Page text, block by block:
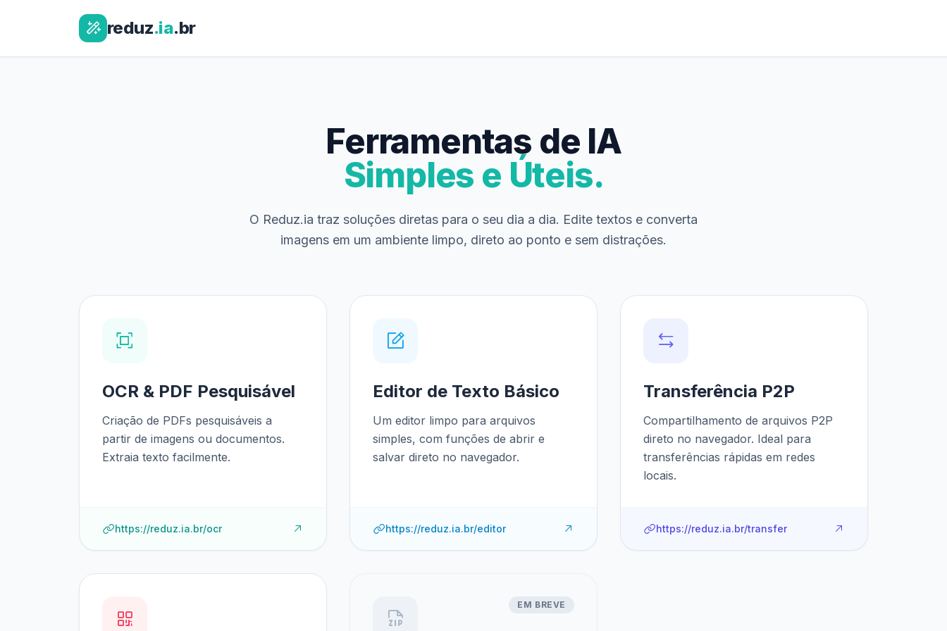
reduz.ia.br
Ferramentas de IA
Simples e Úteis.
O Reduz.ia traz soluções diretas para o seu dia a dia. Edite textos e converta
imagens em um ambiente limpo, direto ao ponto e sem distrações.
OCR & PDF Pesquisável
Criação de PDFs pesquisáveis a
partir de imagens ou documentos.
Extraia texto facilmente.
https://reduz.ia.br/ocr
Editor de Texto Básico
Um editor limpo para arquivos
simples, com funções de abrir e
salvar direto no navegador.
https://reduz.ia.br/editor
Transferência P2P
Compartilhamento de arquivos P2P
direto no navegador. Ideal para
transferências rápidas em redes
locais.
https://reduz.ia.br/transfer
EM BREVE